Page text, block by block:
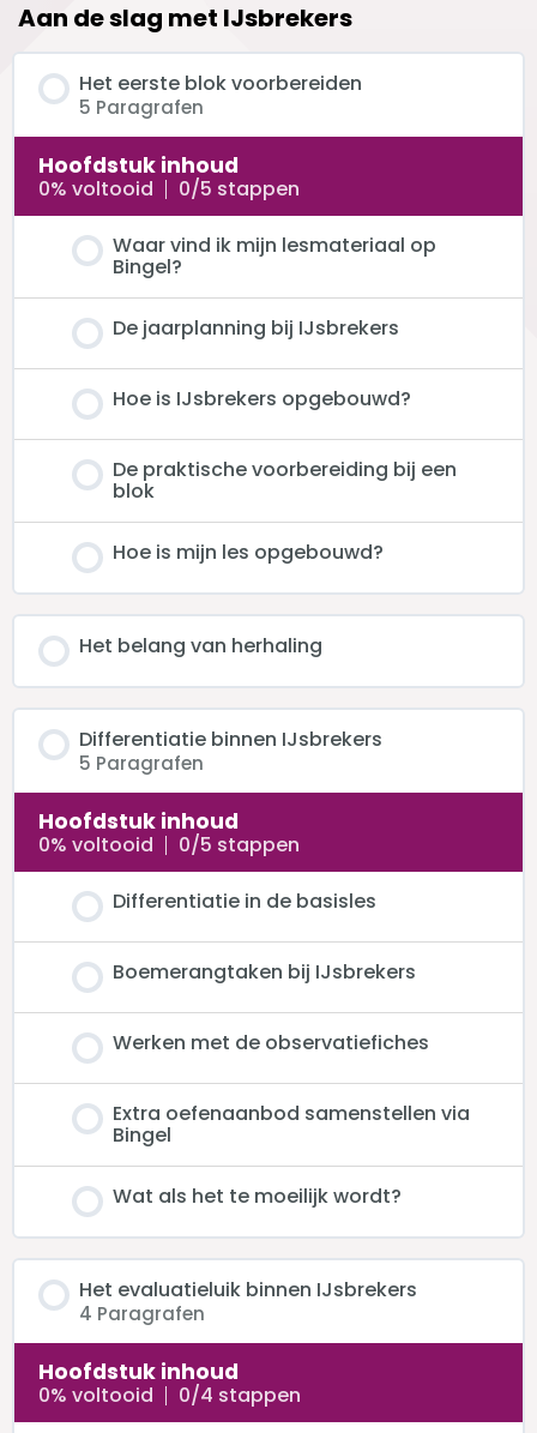
Aan de slag met IJsbrekers
Het eerste blok voorbereiden
5 Paragrafen
Hoofdstuk inhoud
0% voltooid 0/5 stappen
Waar vind ik mijn lesmateriaal op
Bingel?
De jaarplanning bij IJsbrekers
Hoe is IJsbrekers opgebouwd?
De praktische voorbereiding bij een
blok
Hoe is mijn les opgebouwd?
Het belang van herhaling
Differentiatie binnen IJsbrekers
5 Paragrafen
Hoofdstuk inhoud
0% voltooid 0/5 stappen
Differentiatie in de basisles
Boemerangtaken bij IJsbrekers
Werken met de observatiefiches
Extra oefenaanbod samenstellen via
Bingel
Wat als het te moeilijk wordt?
Het evaluatieluik binnen IJsbrekers
4 Paragrafen
Hoofdstuk inhoud
0% voltooid 0/4 stappen